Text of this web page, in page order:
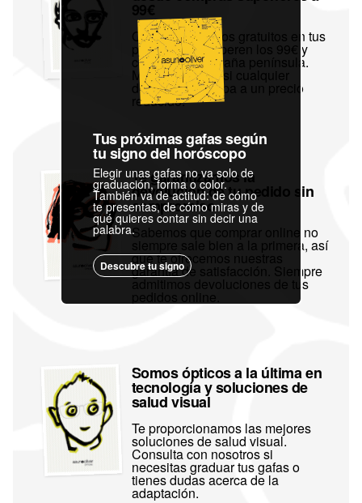
99€
Ofrecemos envíos gratuitos en tus
pedidos que superen los 99€ y
con destino España península.
Mandamos a casi cualquier
destino de Europa a un precio
reducido.
Te garantizamos la
devolución de tu pedido sin
compromiso
Sabemos que comprar online no
siempre sale bien a la primera, así
que te ofrecemos nuestras
garantía de satisfacción. Siempre
admitimos devoluciones de tus
pedidos online.
Somos ópticos a la última en
tecnología y soluciones de
salud visual
Te proporcionamos las mejores
soluciones de salud visual.
Consulta con nosotros si
necesitas graduar tus gafas o
tienes dudas acerca de la
adaptación.
Tus próximas gafas según
tu signo del horóscopo
Elegir unas gafas no va solo de
graduación, forma o color.
También va de actitud: de cómo
te presentas, de cómo miras y de
qué quieres contar sin decir una
palabra.
Descubre tu signo